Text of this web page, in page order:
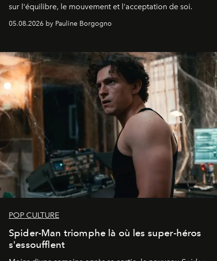
sur l'équilibre, le mouvement et l'acceptation de soi.
05.08.2026 by Pauline Borgogno
POP CULTURE
Spider-Man triomphe là où les super-héros
s'essoufflent